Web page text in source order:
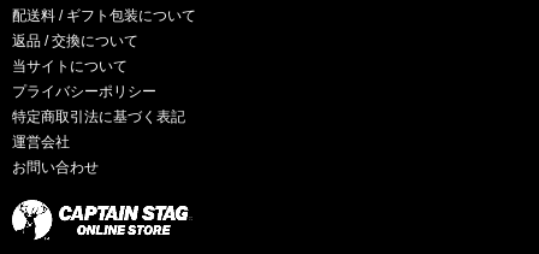
配送料 / ギフト包装について
返品 / 交換について
当サイトについて
プライバシーポリシー
特定商取引法に基づく表記
運営会社
お問い合わせ